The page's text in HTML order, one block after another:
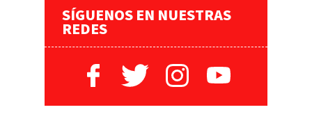
SÍGUENOS EN NUESTRAS
REDES